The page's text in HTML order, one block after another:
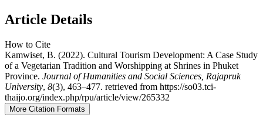
Article Details
How to Cite
Kamwiset, B. (2022). Cultural Tourism Development: A Case Study
of a Vegetarian Tradition and Worshipping at Shrines in Phuket
Province. Journal of Humanities and Social Sciences, Rajapruk
University, 8(3), 463–477. retrieved from https://so03.tci-
thaijo.org/index.php/rpu/article/view/265332
More Citation Formats